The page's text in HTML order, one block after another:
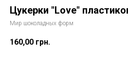
Цукерки "Love"
Мир шоколадных форм
160,00 грн.